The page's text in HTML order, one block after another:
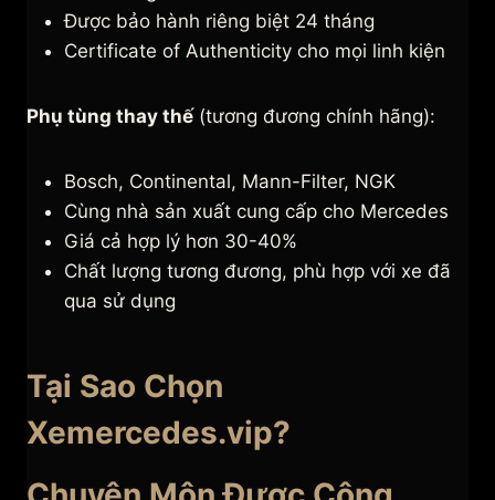
Được bảo hành riêng biệt 24 tháng
Certificate of Authenticity cho mọi linh kiện
Phụ tùng thay thế(tương đương chính hãng):
Bosch, Continental, Mann-Filter, NGK
Cùng nhà sản xuất cung cấp cho Mercedes
Giá cả hợp lý hơn 30-40%
Chất lượng tương đương, phù hợp với xe đã
qua sử dụng
Tại Sao Chọn
Xemercedes.vip?